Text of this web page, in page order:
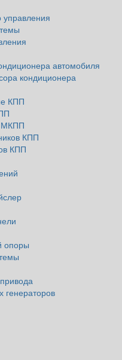
управления
автомобиля
кондиционера
КПП
МКПП
КПП
КПП
опоры
генераторов